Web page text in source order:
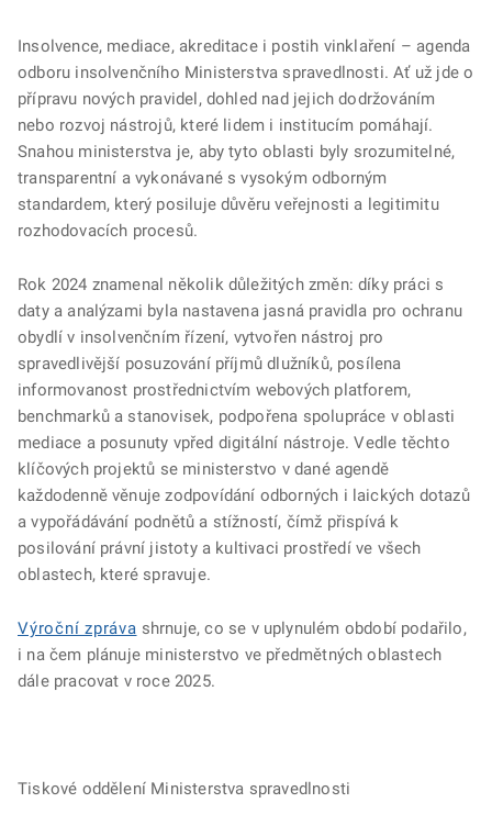
Insolvence, mediace, akreditace i postih vinklaření – agenda
odboru insolvenčního Ministerstva spravedlnosti. Ať už jde o
přípravu nových pravidel, dohled nad jejich dodržováním
nebo rozvoj nástrojů, které lidem i institucím pomáhají.
Snahou ministerstva je, aby tyto oblasti byly srozumitelné,
transparentní a vykonávané s vysokým odborným
standardem, který posiluje důvěru veřejnosti a legitimitu
rozhodovacích procesů.
Rok 2024 znamenal několik důležitých změn: díky práci s
daty a analýzami byla nastavena jasná pravidla pro ochranu
obydlí v insolvenčním řízení, vytvořen nástroj pro
spravedlivější posuzování příjmů dlužníků, posílena
informovanost prostřednictvím webových platforem,
benchmarků a stanovisek, podpořena spolupráce v oblasti
mediace a posunuty vpřed digitální nástroje. Vedle těchto
klíčových projektů se ministerstvo v dané agendě
každodenně věnuje zodpovídání odborných i laických dotazů
a vypořádávání podnětů a stížností, čímž přispívá k
posilování právní jistoty a kultivaci prostředí ve všech
oblastech, které spravuje.
Výroční zpráva shrnuje, co se v uplynulém období podařilo,
i na čem plánuje ministerstvo ve předmětných oblastech
dále pracovat v roce 2025.
Tiskové oddělení Ministerstva spravedlnosti